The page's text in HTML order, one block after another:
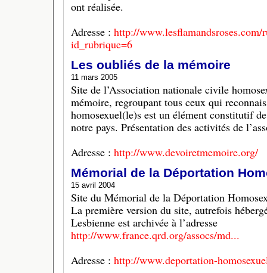
ont réalisée.
Adresse : http://www.lesflamandsroses.com/
id_rubrique=6
Les oubliés de la mémoire
11 mars 2005
Site de l’Association nationale civile
mémoire, regroupant tous ceux qui
homosexuel(le)s est un élément constitutif
notre pays. Présentation des activités de
Adresse : http://www.devoiretmemoire.org/
Mémorial de la Déportation
15 avril 2004
Site du Mémorial de la Déportation
La première version du site, autrefois
Lesbienne est archivée à l’adresse
http://www.france.qrd.org/assocs/md...
Adresse : http://www.deportation-